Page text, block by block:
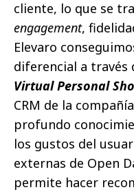
cliente, lo que se
engagement,
Elevaro
diferencial a través
Virtual Personal
CRM de la
profundo
los gustos del
externas de Open
permite hacer